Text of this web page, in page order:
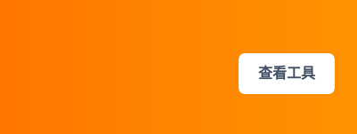
查看工具